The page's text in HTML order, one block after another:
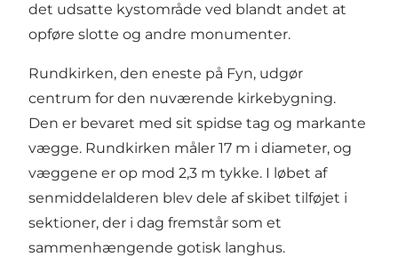
det udsatte kystområde ved blandt andet at
opføre slotte og andre monumenter.
Rundkirken, den eneste på Fyn, udgør
centrum for den nuværende kirkebygning.
Den er bevaret med sit spidse tag og markante
vægge. Rundkirken måler 17 m i diameter, og
væggene er op mod 2,3 m tykke. I løbet af
senmiddelalderen blev dele af skibet tilføjet i
sektioner, der i dag fremstår som et
sammenhængende gotisk langhus.